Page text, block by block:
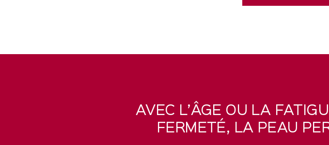
AVEC L’ÂGE OU LA
FERMETÉ, LA PEAU